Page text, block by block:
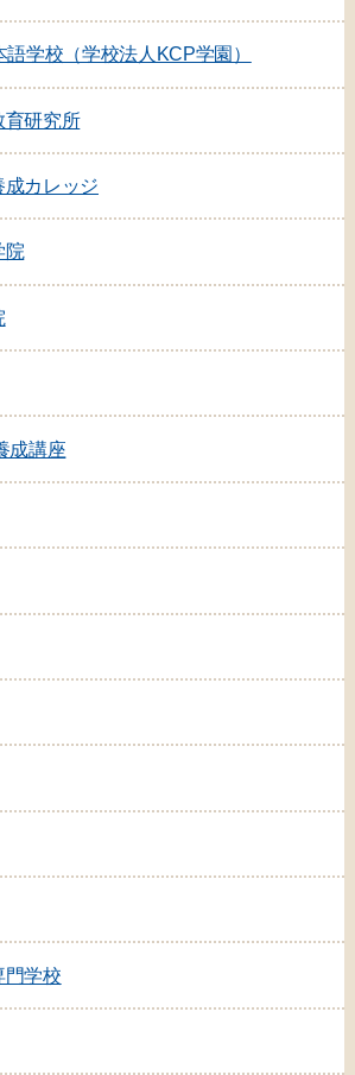
学校（学校法人KCP学園）
育研究所
カレッジ
院
成講座
門学校